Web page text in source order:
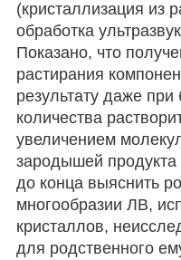
(кристаллизация из
обработка
Показано, что
растирания
результату даже
количества
увеличением
зародышей продукта
до конца выяснить
многообразии ЛВ,
кристаллов,
для родственного